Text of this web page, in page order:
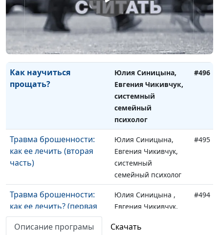
Как поверить в себя?
Юлия Синицына,
Евгения Чикивчук,
системный
семейный психолог
#497
Как научиться
прощать?
Юлия Синицына,
Евгения Чикивчук,
системный
семейный
психолог
#496
Травма брошенности:
как ее лечить (вторая
часть)
Юлия Синицына,
Евгения Чикивчук,
системный
семейный психолог
#495
Травма брошенности:
как ее лечить? (первая
часть)
Юлия Синицына ,
Евгения Чикивчук,
семейный психолог
#494
Описание програмы Скачать